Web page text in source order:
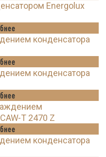
Energolux
конденсатора
конденсатора
T 2470 Z
конденсатора